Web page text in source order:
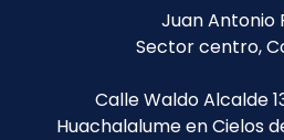
Juan Antonio
Sector centro,
Calle Waldo Alcalde
Huachalalume en Cielos